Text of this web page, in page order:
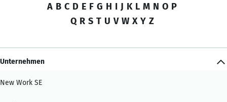
A B C D E F G H I J K L M N O P
Q R S T U V W X Y Z
Unternehmen
New Work SE